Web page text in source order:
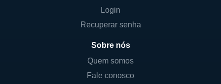
Login
Recuperar senha
Sobre nós
Quem somos
Fale conosco